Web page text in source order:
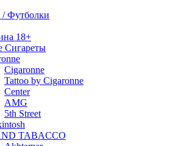
/ Футболки
18+
Сигареты
Cigaronne
Tattoo by Cigaronne
Center
AMG
5th Street
TABACCO